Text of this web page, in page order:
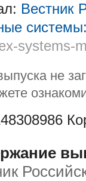
Вестник
systems-
не